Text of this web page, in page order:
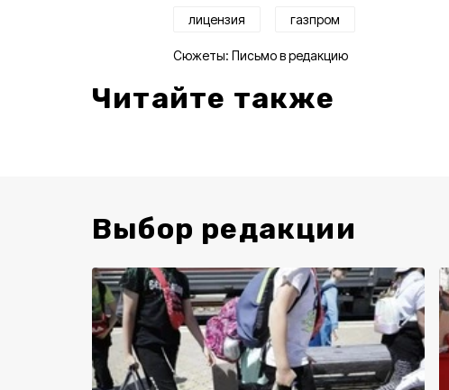
лицензия газпром
Сюжеты: Письмо в редакцию
Читайте также
Выбор редакции